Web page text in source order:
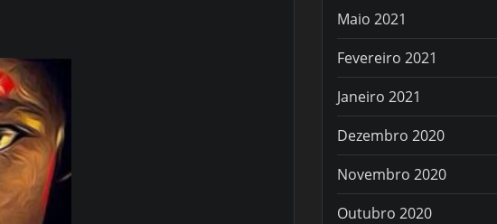
Maio 2021
Fevereiro 2021
Janeiro 2021
Dezembro 2020
Novembro 2020
Outubro 2020